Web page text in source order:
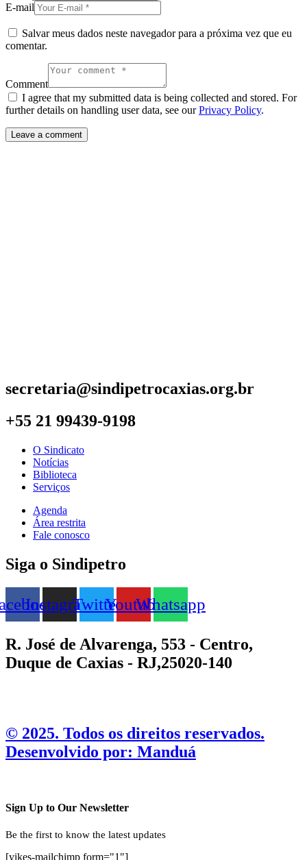
E-mail
Salvar meus dados neste navegador para a próxima vez que eu
comentar.
Comment
I agree that my submitted data is being collected and stored. For
further details on handling user data, see ourPrivacy Policy.
secretaria@sindipetrocaxias.org.br
+55 21 99439-9198
O Sindicato
Notícias
Biblioteca
Serviços
Agenda
Área restrita
Fale conosco
Siga o Sindipetro
InstagramTwitterYoutubeWhatsapp
R. José de Alvarenga, 553 - Centro,
Duque de Caxias - RJ,25020-140
©️ 2025. Todos os direitos reservados.
Desenvolvido por: Manduá
Sign Up to Our Newsletter
Be the first to know the latest updates
[yikes-mailchimp form="1"]